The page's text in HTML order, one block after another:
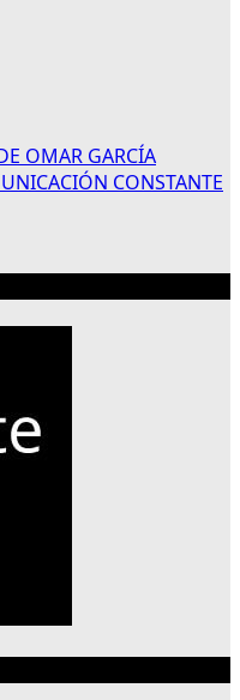
OMAR GARCÍA
CONSTANTE